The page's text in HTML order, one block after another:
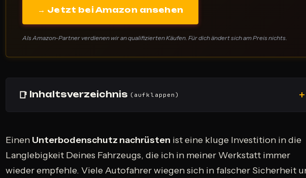
→ Jetzt bei Amazon ansehen
Als Amazon-Partner verdienen wir an qualifizierten Käufen. Für dich ändert sich am Preis nichts.
📑 Inhaltsverzeichnis (aufklappen)
Einen Unterbodenschutz nachrüsten ist eine kluge Investition in die
Langlebigkeit Deines Fahrzeugs, die ich in meiner Werkstatt immer
wieder empfehle. Viele Autofahrer wiegen sich in falscher Sicherheit